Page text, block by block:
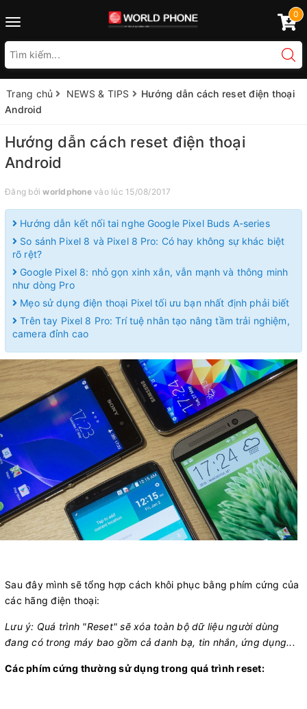
Toggle
0
Trang chủ NEWS & TIPS
Hướng dẫn cách reset điện thoại
Android
Hướng dẫn cách reset điện thoại
Android
Đăng bởiworldphonevào lúc 15/08/2017
Hướng dẫn kết nối tai nghe Google Pixel Buds A-series
So sánh Pixel 8 và Pixel 8 Pro: Có hay không sự khác biệt
rõ rệt?
Google Pixel 8: nhỏ gọn xinh xắn, vẫn mạnh và thông minh
như dòng Pro
Mẹo sử dụng điện thoại Pixel tối ưu bạn nhất định phải biết
Trên tay Pixel 8 Pro: Trí tuệ nhân tạo nâng tầm trải nghiệm,
camera đỉnh cao
Sau đây mình sẽ tổng hợp cách khôi phục bằng phím cứng của
các hãng điện thoại:
Lưu ý: Quá trình "Reset" sẽ xóa toàn bộ dữ liệu người dùng
đang có trong máy bao gồm cả danh bạ, tin nhắn, ứng dụng...
Các phím cứng thường sử dụng trong quá trình reset: